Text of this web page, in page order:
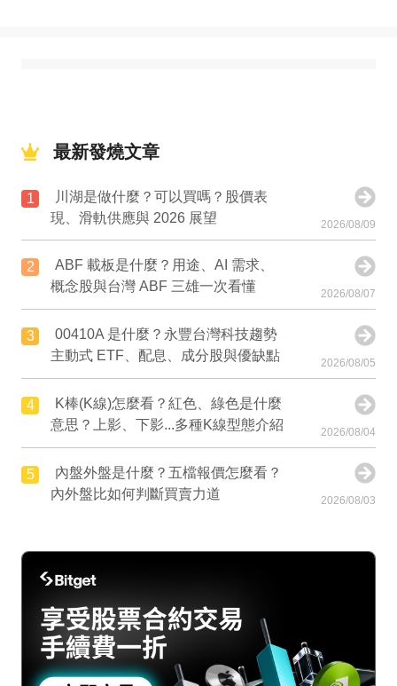
最新發燒文章
1
川湖是做什麼？可以買嗎？股價表
現、滑軌供應與 2026 展望
2026/08/09
2
ABF 載板是什麼？用途、AI 需求、
概念股與台灣 ABF 三雄一次看懂
2026/08/07
3
00410A 是什麼？永豐台灣科技趨勢
主動式 ETF、配息、成分股與優缺點
2026/08/05
4
K棒(K線)怎麼看？紅色、綠色是什麼
意思？上影、下影...多種K線型態介紹
2026/08/04
5
內盤外盤是什麼？五檔報價怎麼看？
內外盤比如何判斷買賣力道
2026/08/03